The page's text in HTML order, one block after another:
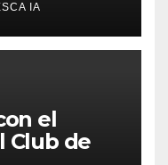
IA
el
Club de